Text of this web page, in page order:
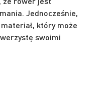
Jednocześnie,
który może
swoimi